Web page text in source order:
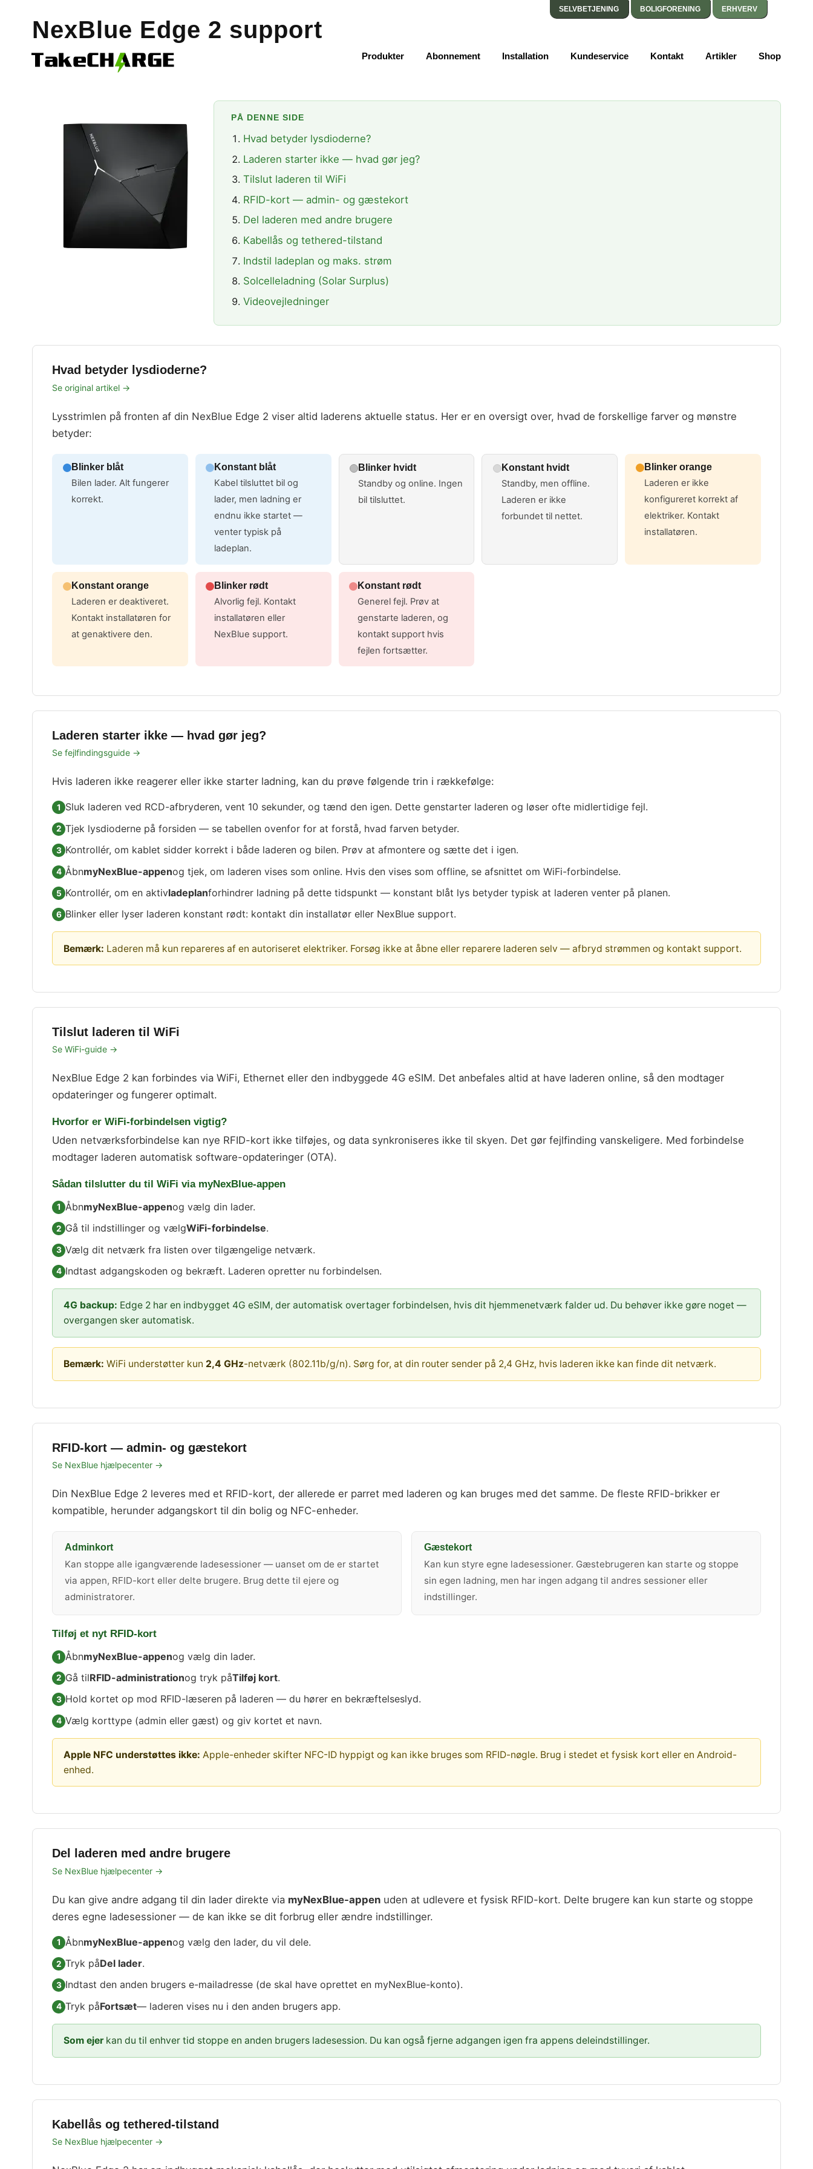
SELVBETJENING BOLIGFORENING ERHVERV
Produkter Abonnement Installation Kundeservice Kontakt Artikler Shop
NexBlue Edge 2 support
PÅ DENNE SIDE
Hvad betyder lysdioderne?
Laderen starter ikke — hvad gør jeg?
Tilslut laderen til WiFi
RFID-kort — admin- og gæstekort
Del laderen med andre brugere
Kabellås og tethered-tilstand
Indstil ladeplan og maks. strøm
Solcelleladning (Solar Surplus)
Videovejledninger
Hvad betyder lysdioderne?
Se original artikel →
Lysstrimlen på fronten af din NexBlue Edge 2 viser altid laderens aktuelle status. Her er en oversigt over, hvad de forskellige farver og mønstre
betyder:
Blinker blåt
Bilen lader. Alt fungerer
korrekt.
Konstant blåt
Kabel tilsluttet bil og
lader, men ladning er
endnu ikke startet —
venter typisk på
ladeplan.
Blinker hvidt
Standby og online. Ingen
bil tilsluttet.
Konstant hvidt
Standby, men offline.
Laderen er ikke
forbundet til nettet.
Blinker orange
Laderen er ikke
konfigureret korrekt af
elektriker. Kontakt
installatøren.
Konstant orange
Laderen er deaktiveret.
Kontakt installatøren for
at genaktivere den.
Blinker rødt
Alvorlig fejl. Kontakt
installatøren eller
NexBlue support.
Konstant rødt
Generel fejl. Prøv at
genstarte laderen, og
kontakt support hvis
fejlen fortsætter.
Laderen starter ikke — hvad gør jeg?
Se fejlfindingsguide →
Hvis laderen ikke reagerer eller ikke starter ladning, kan du prøve følgende trin i rækkefølge:
Sluk laderen ved RCD-afbryderen, vent 10 sekunder, og tænd den igen. Dette genstarter laderen og løser ofte midlertidige fejl.
Tjek lysdioderne på forsiden — se tabellen ovenfor for at forstå, hvad farven betyder.
Kontrollér, om kablet sidder korrekt i både laderen og bilen. Prøv at afmontere og sætte det i igen.
ÅbnmyNexBlue-appenog tjek, om laderen vises som online. Hvis den vises som offline, se afsnittet om WiFi-forbindelse.
Kontrollér, om en aktivladeplanforhindrer ladning på dette tidspunkt — konstant blåt lys betyder typisk at laderen venter på planen.
Blinker eller lyser laderen konstant rødt: kontakt din installatør eller NexBlue support.
Bemærk: Laderen må kun repareres af en autoriseret elektriker. Forsøg ikke at åbne eller reparere laderen selv — afbryd strømmen og kontakt support.
Tilslut laderen til WiFi
Se WiFi-guide →
NexBlue Edge 2 kan forbindes via WiFi, Ethernet eller den indbyggede 4G eSIM. Det anbefales altid at have laderen online, så den modtager
opdateringer og fungerer optimalt.
Hvorfor er WiFi-forbindelsen vigtig?
Uden netværksforbindelse kan nye RFID-kort ikke tilføjes, og data synkroniseres ikke til skyen. Det gør fejlfinding vanskeligere. Med forbindelse
modtager laderen automatisk software-opdateringer (OTA).
Sådan tilslutter du til WiFi via myNexBlue-appen
ÅbnmyNexBlue-appenog vælg din lader.
Gå til indstillinger og vælgWiFi-forbindelse.
Vælg dit netværk fra listen over tilgængelige netværk.
Indtast adgangskoden og bekræft. Laderen opretter nu forbindelsen.
4G backup: Edge 2 har en indbygget 4G eSIM, der automatisk overtager forbindelsen, hvis dit hjemmenetværk falder ud. Du behøver ikke gøre noget —
overgangen sker automatisk.
Bemærk: WiFi understøtter kun 2,4 GHz-netværk (802.11b/g/n). Sørg for, at din router sender på 2,4 GHz, hvis laderen ikke kan finde dit netværk.
RFID-kort — admin- og gæstekort
Se NexBlue hjælpecenter →
Din NexBlue Edge 2 leveres med et RFID-kort, der allerede er parret med laderen og kan bruges med det samme. De fleste RFID-brikker er
kompatible, herunder adgangskort til din bolig og NFC-enheder.
Adminkort
Kan stoppe alle igangværende ladesessioner — uanset om de er startet
via appen, RFID-kort eller delte brugere. Brug dette til ejere og
administratorer.
Gæstekort
Kan kun styre egne ladesessioner. Gæstebrugeren kan starte og stoppe
sin egen ladning, men har ingen adgang til andres sessioner eller
indstillinger.
Tilføj et nyt RFID-kort
ÅbnmyNexBlue-appenog vælg din lader.
Gå tilRFID-administrationog tryk påTilføj kort.
Hold kortet op mod RFID-læseren på laderen — du hører en bekræftelseslyd.
Vælg korttype (admin eller gæst) og giv kortet et navn.
Apple NFC understøttes ikke: Apple-enheder skifter NFC-ID hyppigt og kan ikke bruges som RFID-nøgle. Brug i stedet et fysisk kort eller en Android-
enhed.
Del laderen med andre brugere
Se NexBlue hjælpecenter →
Du kan give andre adgang til din lader direkte via myNexBlue-appen uden at udlevere et fysisk RFID-kort. Delte brugere kan kun starte og stoppe
deres egne ladesessioner — de kan ikke se dit forbrug eller ændre indstillinger.
ÅbnmyNexBlue-appenog vælg den lader, du vil dele.
Tryk påDel lader.
Indtast den anden brugers e-mailadresse (de skal have oprettet en myNexBlue-konto).
Tryk påFortsæt— laderen vises nu i den anden brugers app.
Som ejerkan du til enhver tid stoppe en anden brugers ladesession. Du kan også fjerne adgangen igen fra appens deleindstillinger.
Kabellås og tethered-tilstand
Se NexBlue hjælpecenter →